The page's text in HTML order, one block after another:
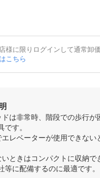
様に限りログインして通常卸
こちら
ドは非常時、階段での歩行
です。
エレベーターが使用できな
いときはコンパクトに収納
等に配備するのに最適です。